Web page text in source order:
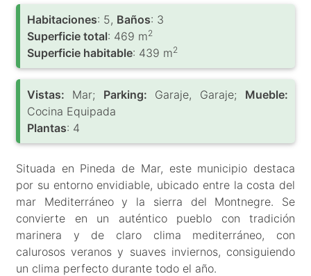
Habitaciones: 5, Baños: 3
Superficie total: 469 m2
Superficie habitable: 439 m2
Vistas: Mar; Parking: Garaje, Garaje; Mueble:
Cocina Equipada
Plantas: 4
Situada en Pineda de Mar, este municipio destaca
por su entorno envidiable, ubicado entre la costa del
mar Mediterráneo y la sierra del Montnegre. Se
convierte en un auténtico pueblo con tradición
marinera y de claro clima mediterráneo, con
calurosos veranos y suaves inviernos, consiguiendo
un clima perfecto durante todo el año.